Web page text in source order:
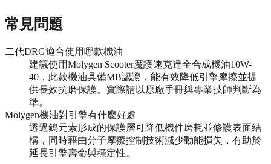
常見問題
二代DRG適合使用哪款機油
建議使用Molygen Scooter魔護速克達全合成機油10W-
40，此款機油具備MB認證，能有效降低引擎摩擦並提
供長效抗磨保護。實際請以原廠手冊與專業技師判斷為
準。
Molygen機油對引擎有什麼好處
透過鎢元素形成的保護層可降低機件磨耗並修護表面結
構，同時藉由分子摩擦控制技術減少動能損失，有助於
延長引擎壽命與穩定性。